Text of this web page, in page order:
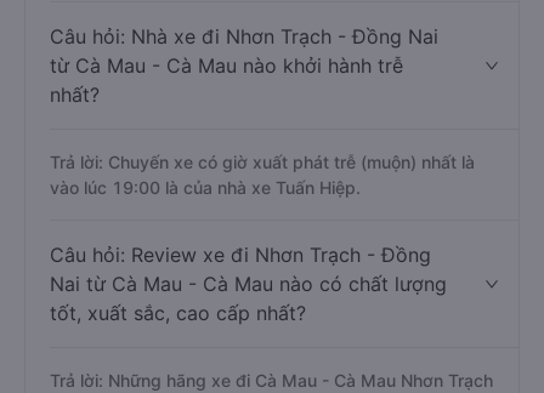
Câu hỏi: Nhà xe đi Nhơn Trạch - Đồng Nai
từ Cà Mau - Cà Mau nào khởi hành trễ
nhất?
Trả lời: Chuyến xe có giờ xuất phát trễ (muộn) nhất là
vào lúc 19:00 là của nhà xe Tuấn Hiệp.
Câu hỏi: Review xe đi Nhơn Trạch - Đồng
Nai từ Cà Mau - Cà Mau nào có chất lượng
tốt, xuất sắc, cao cấp nhất?
Trả lời: Những hãng xe đi Cà Mau - Cà Mau Nhơn Trạch